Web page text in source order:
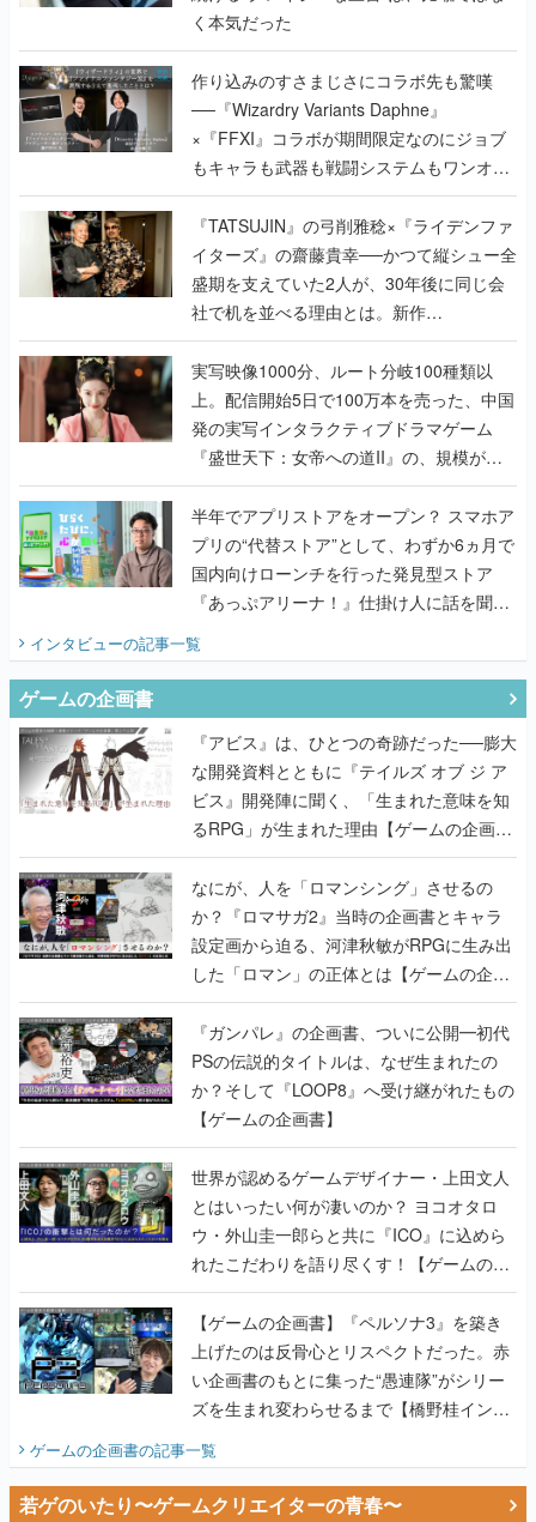
く本気だった
作り込みのすさまじさにコラボ先も驚嘆
──『Wizardry Variants Daphne』
×『FFXI』コラボが期間限定なのにジョブ
もキャラも武器も戦闘システムもワンオフ
で作り込まれた理由を両ディレクターに聞
く
『TATSUJIN』の弓削雅稔×『ライデンファ
イターズ』の齋藤貴幸──かつて縦シュー全
盛期を支えていた2人が、30年後に同じ会
社で机を並べる理由とは。新作
『TATSUJIN EXTREME』で初タッグを組
んだレジェンド2人に訊く開発秘話
実写映像1000分、ルート分岐100種類以
上。配信開始5日で100万本を売った、中国
発の実写インタラクティブドラマゲーム
『盛世天下：女帝への道II』の、規模が違
うこだわりをプロデューサーに聞いた
半年でアプリストアをオープン？ スマホア
プリの“代替ストア”として、わずか6ヵ月で
国内向けローンチを行った発見型ストア
『あっぷアリーナ！』仕掛け人に話を聞い
てみた
インタビューの記事一覧
ゲームの企画書
『アビス』は、ひとつの奇跡だった──膨大
な開発資料とともに『テイルズ オブ ジ ア
ビス』開発陣に聞く、「生まれた意味を知
るRPG」が生まれた理由【ゲームの企画
書】
なにが、人を「ロマンシング」させるの
か？『ロマサガ2』当時の企画書とキャラ
設定画から迫る、河津秋敏がRPGに生み出
した「ロマン」の正体とは【ゲームの企画
書】
『ガンパレ』の企画書、ついに公開━初代
PSの伝説的タイトルは、なぜ生まれたの
か？そして『LOOP8』へ受け継がれたもの
【ゲームの企画書】
世界が認めるゲームデザイナー・上田文人
とはいったい何が凄いのか？ ヨコオタロ
ウ・外山圭一郎らと共に『ICO』に込めら
れたこだわりを語り尽くす！【ゲームの企
画書】
【ゲームの企画書】『ペルソナ3』を築き
上げたのは反骨心とリスペクトだった。赤
い企画書のもとに集った“愚連隊”がシリー
ズを生まれ変わらせるまで【橋野桂インタ
ビュー】
ゲームの企画書の記事一覧
若ゲのいたり〜ゲームクリエイターの青春〜